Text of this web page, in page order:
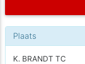
Plaats
K. BRANDT TC